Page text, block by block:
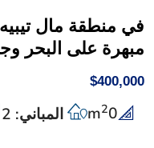
في منطقة مال
مبهرة على البحر
$400,000
0
m2 المباني: 2